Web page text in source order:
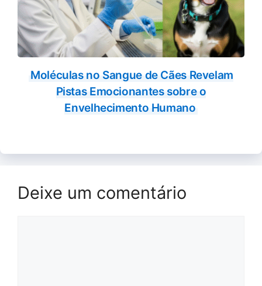
Moléculas no Sangue de Cães Revelam
Pistas Emocionantes sobre o
Envelhecimento Humano
Deixe um comentário